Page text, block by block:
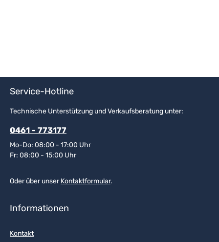
Service-Hotline
Technische Unterstützung und Verkaufsberatung unter:
0461 - 773177
Mo-Do: 08:00 - 17:00 Uhr
Fr: 08:00 - 15:00 Uhr
Oder über unserKontaktformular.
Informationen
Kontakt